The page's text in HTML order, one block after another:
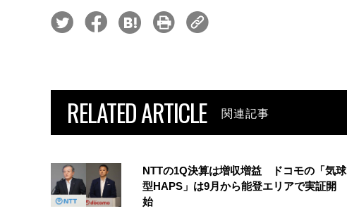
RELATED ARTICLE 関連記事
NTTの1Q決算は増収増益 ドコモの「気球
型HAPS」は9月から能登エリアで実証開
始